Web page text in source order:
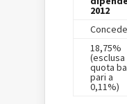
2012
18,75%
(esclusa
quota
pari a
0,11%)